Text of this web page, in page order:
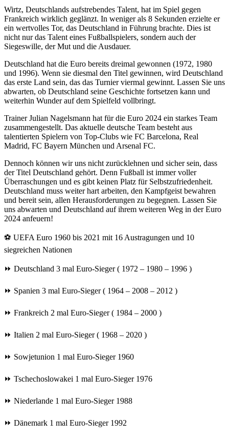
Wirtz, Deutschlands aufstrebendes Talent, hat im Spiel gegen
Frankreich wirklich geglänzt. In weniger als 8 Sekunden erzielte er
ein wertvolles Tor, das Deutschland in Führung brachte. Dies ist
nicht nur das Talent eines Fußballspielers, sondern auch der
Siegeswille, der Mut und die Ausdauer.
Deutschland hat die Euro bereits dreimal gewonnen (1972, 1980
und 1996). Wenn sie diesmal den Titel gewinnen, wird Deutschland
das erste Land sein, das das Turnier viermal gewinnt. Lassen Sie uns
abwarten, ob Deutschland seine Geschichte fortsetzen kann und
weiterhin Wunder auf dem Spielfeld vollbringt.
Trainer Julian Nagelsmann hat für die Euro 2024 ein starkes Team
zusammengestellt. Das aktuelle deutsche Team besteht aus
talentierten Spielern von Top-Clubs wie FC Barcelona, Real
Madrid, FC Bayern München und Arsenal FC.
Dennoch können wir uns nicht zurücklehnen und sicher sein, dass
der Titel Deutschland gehört. Denn Fußball ist immer voller
Überraschungen und es gibt keinen Platz für Selbstzufriedenheit.
Deutschland muss weiter hart arbeiten, den Kampfgeist bewahren
und bereit sein, allen Herausforderungen zu begegnen. Lassen Sie
uns abwarten und Deutschland auf ihrem weiteren Weg in der Euro
2024 anfeuern!
⚽️ UEFA Euro 1960 bis 2021 mit 16 Austragungen und 10
siegreichen Nationen
⏩ Deutschland 3 mal Euro-Sieger ( 1972 – 1980 – 1996 )
⏩ Spanien 3 mal Euro-Sieger ( 1964 – 2008 – 2012 )
⏩ Frankreich 2 mal Euro-Sieger ( 1984 – 2000 )
⏩ Italien 2 mal Euro-Sieger ( 1968 – 2020 )
⏩ Sowjetunion 1 mal Euro-Sieger 1960
⏩ Tschechoslowakei 1 mal Euro-Sieger 1976
⏩ Niederlande 1 mal Euro-Sieger 1988
⏩ Dänemark 1 mal Euro-Sieger 1992